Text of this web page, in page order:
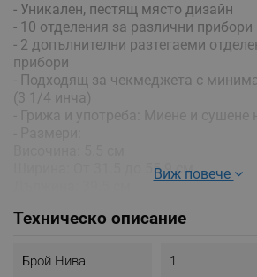
- Уникален, пестящ място дизайн
- 10 отделения за различни прибори
- 2 допълнителни разтегаеми
прибори
- Подходящ за чекмеджета с
(3 1/4 инча)
Ширина: От 31.5 до 55.9 см
- Цвят: Сив
Виж повече
Техническо описание
Брой Нива 1